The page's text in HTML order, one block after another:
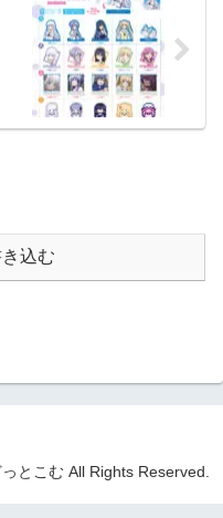
込む
とこむ All Rights Reserved.